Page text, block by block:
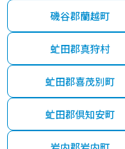
磯谷郡蘭越町
虻田郡真狩村
虻田郡喜茂別町
虻田郡倶知安町